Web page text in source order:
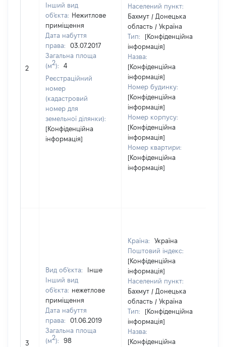
2
Інший вид
об'єкта: Нежитлове
приміщення
Дата набуття
права:
03.07.2017
Загальна площа
(м2):
4
Реєстраційний
номер
(кадастровий
номер для
земельної ділянки):
[Конфіденційна
інформація]
Населений пункт:
Бахмут / Донецька
область / Україна
Тип:
[Конфіденційна
інформація]
Назва:
[Конфіденційна
інформація]
Номер будинку:
[Конфіденційна
інформація]
Номер корпусу:
[Конфіденційна
інформація]
Номер квартири:
[Конфіденційна
інформація]
3
Вид об'єкта:
Інше
Інший вид
об'єкта: нежетлове
приміщення
Дата набуття
права:
01.06.2019
Загальна площа
(м2):
98
Країна:
Україна
Поштовий індекс:
[Конфіденційна
інформація]
Населений пункт:
Бахмут / Донецька
область / Україна
Тип:
[Конфіденційна
інформація]
Назва:
[Конфіденційна